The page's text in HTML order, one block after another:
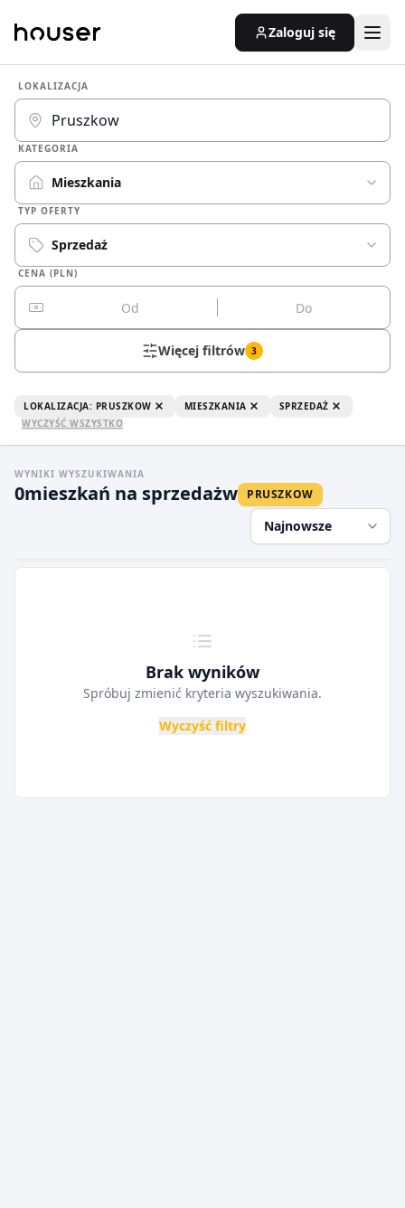
Zaloguj się
LOKALIZACJA
KATEGORIA
Mieszkania
TYP OFERTY
Sprzedaż
CENA (PLN)
Więcej filtrów 3
LOKALIZACJA: PRUSZKOW MIESZKANIA
SPRZEDAŻ
WYCZYŚĆ WSZYSTKO
WYNIKI WYSZUKIWANIA
0mieszkań na sprzedażw PRUSZKOW
Najnowsze
Brak wyników
Spróbuj zmienić kryteria wyszukiwania.
Wyczyść filtry